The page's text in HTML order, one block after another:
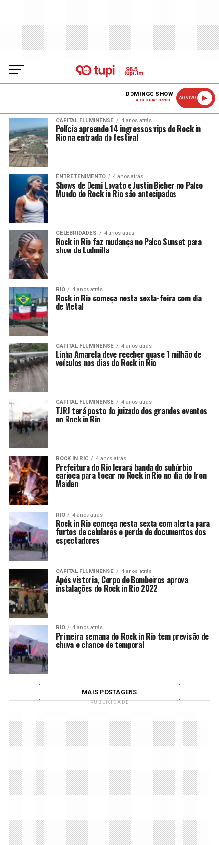
DOMINGO SHOW
A SEGUIR: 06:00 -
AO VIVO
CAPITAL FLUMINENSE 4 anos atrás
Polícia apreende 14 ingressos vips do Rock in
Rio na entrada do festival
ENTRETENIMENTO 4 anos atrás
Shows de Demi Lovato e Justin Bieber no Palco
Mundo do Rock in Rio são antecipados
CELEBRIDADES 4 anos atrás
Rock in Rio faz mudança no Palco Sunset para
show de Ludmilla
RIO 4 anos atrás
Rock in Rio começa nesta sexta-feira com dia
de Metal
CAPITAL FLUMINENSE 4 anos atrás
Linha Amarela deve receber quase 1 milhão de
veículos nos dias do Rock in Rio
CAPITAL FLUMINENSE 4 anos atrás
TJRJ terá posto do juizado dos grandes eventos
no Rock in Rio
ROCK IN RIO 4 anos atrás
Prefeitura do Rio levará banda do subúrbio
carioca para tocar no Rock in Rio no dia do Iron
Maiden
RIO 4 anos atrás
Rock in Rio começa nesta sexta com alerta para
furtos de celulares e perda de documentos dos
espectadores
CAPITAL FLUMINENSE 4 anos atrás
Após vistoria, Corpo de Bombeiros aprova
instalações do Rock in Rio 2022
RIO 4 anos atrás
Primeira semana do Rock in Rio tem previsão de
chuva e chance de temporal
MAIS POSTAGENS
PUBLICIDADE